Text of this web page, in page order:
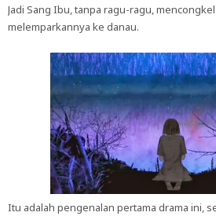
Jadi Sang Ibu, tanpa ragu-ragu,
melemparkannya ke danau.
Itu adalah pengenalan pertama drama ini,